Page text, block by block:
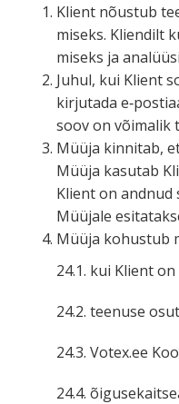
Klient nõustub
miseks. Kliendilt
miseks ja
Juhul, kui Klient
kirjutada
soov on võimalik
Müüja kinnitab,
Müüja kasutab
Klient on
Müüjale
Müüja kohustub
24.1. kui Klient
24.2. teenuse
24.3. Votex.ee
24.4.